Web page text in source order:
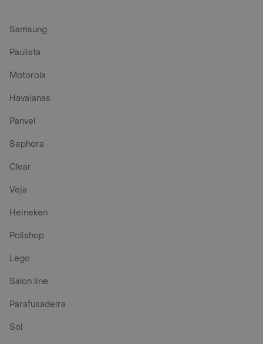
Samsung
Paulista
Motorola
Havaianas
Panvel
Sephora
Clear
Veja
Heineken
Polishop
Lego
Salon line
Parafusadeira
Sol